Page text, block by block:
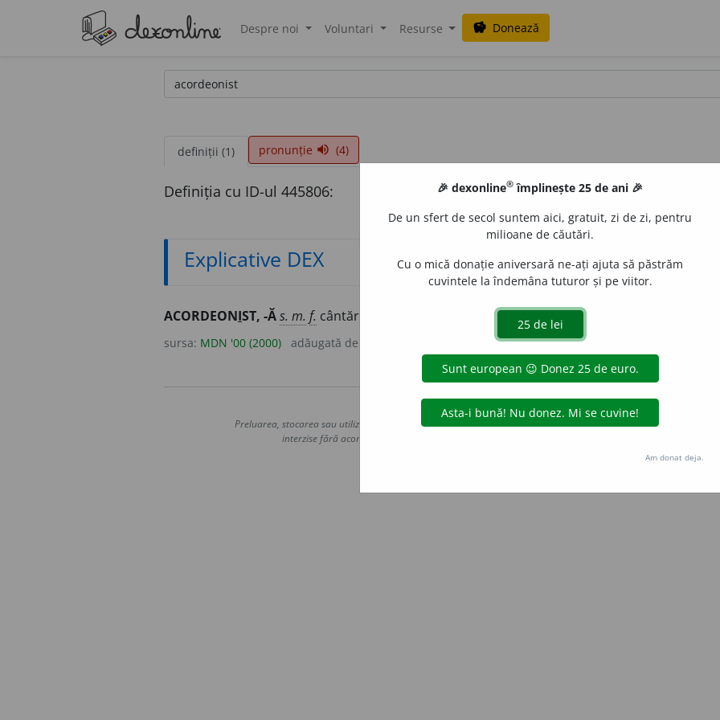
Despre noi Voluntari Resurse savings Donează
definiții (1) pronunție volume_up (4)
Definiția cu ID-ul 445806:
Explicative DEX
ACORDEONIST, -Ăs. m. f. cântăreț la acordeon. (< accordéoniste)
sursa: MDN '00 (2000) adăugată de
Copyright © 2004-2026 dexonline (https://dexonline.ro)
Preluarea, stocarea sau utilizarea datelor de pe acest site, inclusiv prin orice metode de extragere automată
interzise fără acordul nostru prealabil scris, cu excepția seturilor de date oferite oficial spre utilizare
Hosterion
🎉 dexonline® împlinește 25 de ani 🎉
De un sfert de secol suntem aici, gratuit, zi de zi, pentru
milioane de căutări.
Cu o mică donație aniversară ne-ați ajuta să păstrăm
cuvintele la îndemâna tuturor și pe viitor.
Am donat deja.